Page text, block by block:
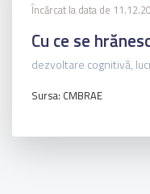
Încărcat la data de
Cu ce se
dezvoltare cognitivă,
Sursa: CMBRAE